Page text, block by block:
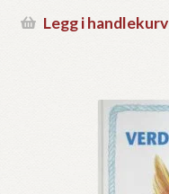
Legg i handlekurv